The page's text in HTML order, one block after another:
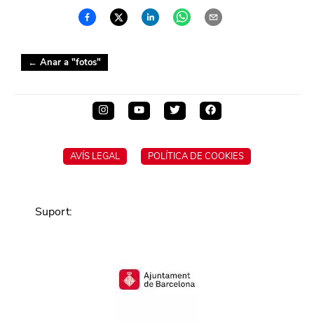
← Anar a "fotos"
AVÍS LEGAL POLÍTICA DE COOKIES
Suport: